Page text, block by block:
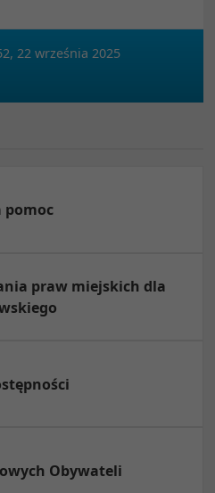
22 września 2025
pomoc
praw miejskich dla
Obywateli